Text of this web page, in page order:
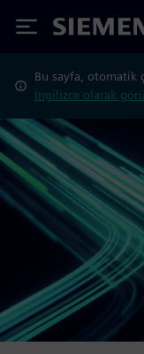
Siemens
Bu sayfa, otomatik
İngilizce olarak